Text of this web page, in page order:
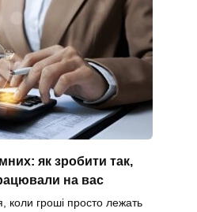
як зробити так,
на вас
коли гроші просто лежать